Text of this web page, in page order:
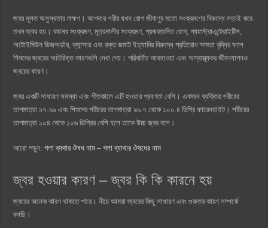
জ্বর মূলত অসুস্থতার লক্ষণ। আপনার শরীর যখন রোগ জীবাণুর মতো সংক্রমণের বিরুদ্ধে লড়াই করে
তখন জ্বর হয়। কানের সংক্রমণ, মূত্রনালীর সংক্রমণ, প্রদাহজনিত রোগ, গ্যাস্ট্রোএন্টেরাইটিস,
অটোইমিউন ডিজঅর্ডার, ক্যান্সার এবং রক্ত জমাট ইত্যাদির বিরুদ্ধে প্রতিরোধ ক্ষমতা বৃদ্ধির ফলে
শিশুদের জ্বরের অতিরিক্ত কারণগুলি দেখা দেয়। পরিবর্তিত আবহাওয়া এবং অস্বাস্থ্যকর জীবনযাপনও
জ্বরের কারণ।
জ্বর একটি সাধারণ সমস্যা এবং শীতকালে এটি হওয়ার প্রবণতা বেশি। একজন ব্যক্তির শরীরের
তাপমাত্রা ৯৭-৯৯ এবং শিশুদের শরীরের তাপমাত্রা ৯৯.৭ থেকে ১০০.৪ ডিগ্রি ফারেনহাইট। শরীরের
তাপমাত্রা ১০৪ থেকে ১০৬ ডিগ্রির বেশি হলে তাকে উচ্চ জ্বর বলে।
আরো পড়ুন:গলা ব্যথার ঔষধ নাম – গলা ব্যাথার ঔষধের নাম
জ্বর হওয়ার কারণ – জ্বর কি কি কারনে হয়
জ্বরের অনেক কারণ থাকতে পারে। নীচে আমরা জ্বরের কিছু সাধারণ এবং গুরুতর কারণ সম্পর্কে
বলছি।